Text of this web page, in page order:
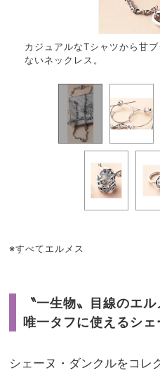
カジュアルなTシャツから甘
ないネックレス。
※すべてエルメス
〝一生物〟目線のエ
唯一タフに使えるシ
シェーヌ・ダンクルをコレ